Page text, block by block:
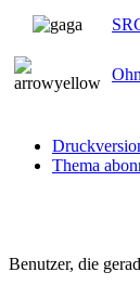
Thema
Benutzer, die